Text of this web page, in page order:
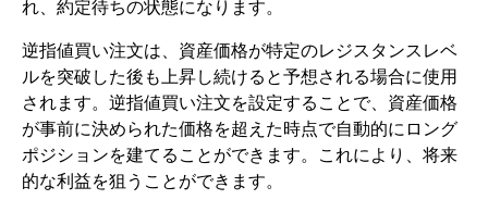
れ、約定待ちの状態になります。
逆指値買い注文は、資産価格が特定のレジスタンスレベ
ルを突破した後も上昇し続けると予想される場合に使用
されます。逆指値買い注文を設定することで、資産価格
が事前に決められた価格を超えた時点で自動的にロング
ポジションを建てることができます。これにより、将来
的な利益を狙うことができます。